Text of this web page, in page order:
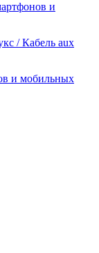
и
/ Кабель aux
и мобильных